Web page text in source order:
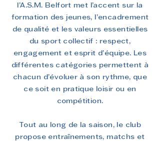
l’A.S.M. Belfort met l’accent sur la
formation des jeunes, l’encadrement
de qualité et les valeurs essentielles
du sport collectif : respect,
engagement et esprit d’équipe. Les
différentes catégories permettent à
chacun d’évoluer à son rythme, que
ce soit en pratique loisir ou en
compétition.
Tout au long de la saison, le club
propose entraînements, matchs et